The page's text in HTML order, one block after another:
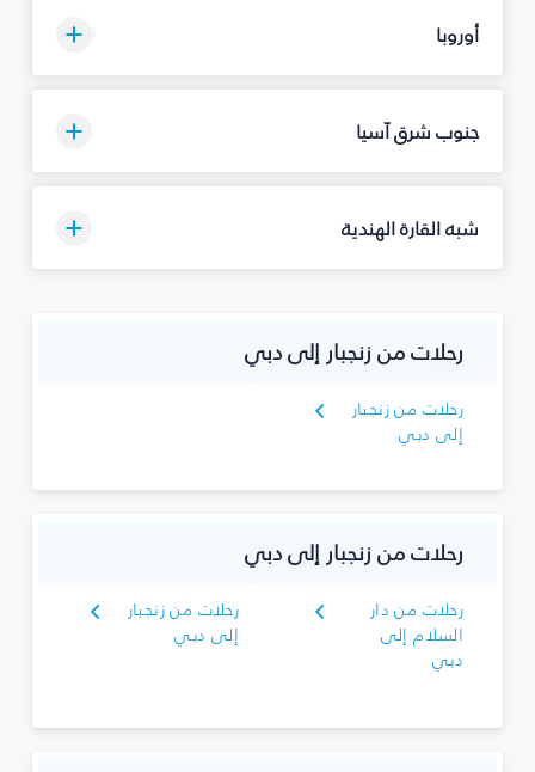
أوروبا
جنوب شرق آسيا
شبه القارة الهندية
رحلات من زنجبار إلى دبي
رحلات من زنجبار
إلى دبي
رحلات من زنجبار إلى دبي
رحلات من دار
السلام إلى
دبي
رحلات من زنجبار
إلى دبي